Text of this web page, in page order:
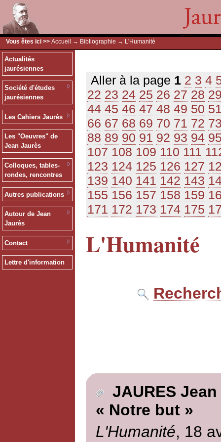
Vous êtes ici >> Accueil → Bibliographie → L'Humanité
Actualités
jaurésiennes
Société d'études
jaurésiennes
Les Cahiers Jaurès
Les "Oeuvres" de
Jean Jaurès
Colloques, tables-
rondes, rencontres
Autres publications
Autour de Jean
Jaurès
Contact
Lettre d'information
Aller à la page 1 2 3 4
22 23 24 25 26 27 28
44 45 46 47 48 49 50
66 67 68 69 70 71 72
88 89 90 91 92 93 94
107 108 109 110 111
123 124 125 126 127
139 140 141 142 143
155 156 157 158 159
171 172 173 174 175
L'Humanité
JAURES Jean
« Notre but »
L'Humanité, 18